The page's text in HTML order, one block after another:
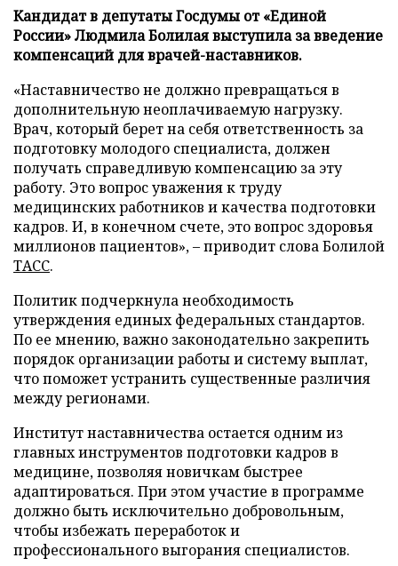
Кандидат в депутаты Госдумы от «Единой
России» Людмила Болилая выступила за введение
компенсаций для врачей-наставников.
«Наставничество не должно превращаться в
дополнительную неоплачиваемую нагрузку.
Врач, который берет на себя ответственность за
подготовку молодого специалиста, должен
получать справедливую компенсацию за эту
работу. Это вопрос уважения к труду
медицинских работников и качества подготовки
кадров. И, в конечном счете, это вопрос здоровья
миллионов пациентов», – приводит слова Болилой
ТАСС.
Политик подчеркнула необходимость
утверждения единых федеральных стандартов.
По ее мнению, важно законодательно закрепить
порядок организации работы и систему выплат,
что поможет устранить существенные различия
между регионами.
Институт наставничества остается одним из
главных инструментов подготовки кадров в
медицине, позволяя новичкам быстрее
адаптироваться. При этом участие в программе
должно быть исключительно добровольным,
чтобы избежать переработок и
профессионального выгорания специалистов.